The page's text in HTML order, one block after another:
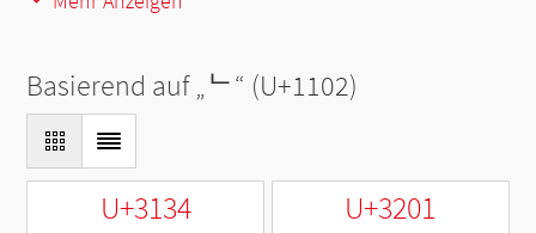
Basierend auf „ᄂ“ (U+1102)
U+3134 U+3201